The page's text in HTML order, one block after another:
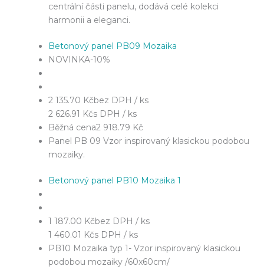
centrální části panelu, dodává celé kolekci
harmonii a eleganci.
Betonový panel PB09 Mozaika
NOVINKA-10%
2 135.70 Kčbez DPH / ks
2 626.91 Kčs DPH / ks
Běžná cena2 918.79 Kč
Panel PB 09 Vzor inspirovaný klasickou podobou
mozaiky.
Betonový panel PB10 Mozaika 1
1 187.00 Kčbez DPH / ks
1 460.01 Kčs DPH / ks
PB10 Mozaika typ 1- Vzor inspirovaný klasickou
podobou mozaiky /60x60cm/